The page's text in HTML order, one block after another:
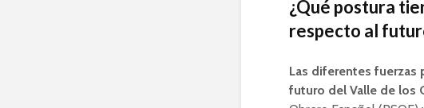
¿Qué postura
respecto al
Las diferentes
futuro del Valle de los